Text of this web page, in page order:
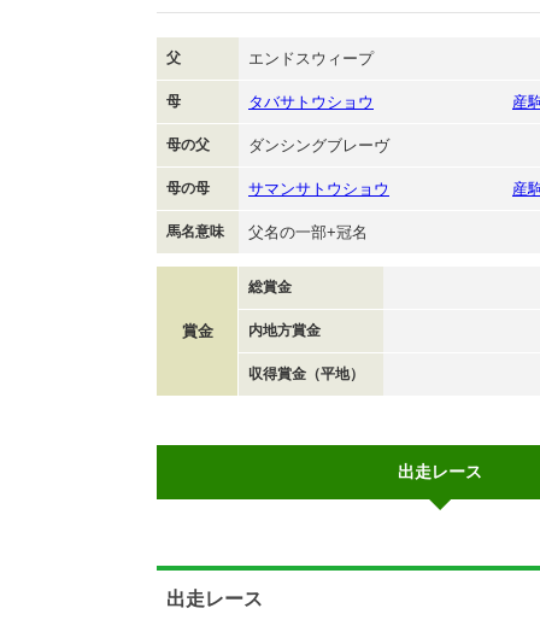
父 エンドスウィープ
母 タバサトウショウ 産
母の父 ダンシングブレーヴ
母の母 サマンサトウショウ 産
馬名意味 父名の一部+冠名
賞金
総賞金
内地方賞金
収得賞金（平地）
出走レース
出走レース